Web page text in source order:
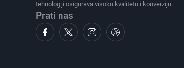
tehnologiji osigurava visoku kvalitetu i konverziju.
Prati nas